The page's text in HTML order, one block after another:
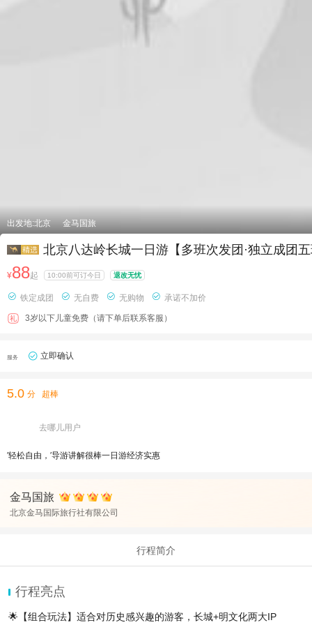
出发地:北京 金马国旅
北京八达岭长城一日游【多班次发团·独立成团
¥88起 10:00前可订今日 退改无忧
 铁定成团  无自费  无购物  承诺不加价
礼 3岁以下儿童免费（请下单后联系客服）
服务 立即确认
5.0 分 超棒
去哪儿用户
′轻松自由，′导游讲解很棒一日游经济实惠
金马国旅
北京金马国际旅行社有限公司
行程简介
行程亮点
🌟【组合玩法】适合对历史感兴趣的游客，长城+明文化两大IP